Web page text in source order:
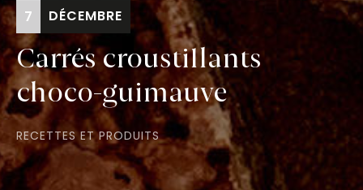
7 DÉCEMBRE
Carrés croustillants
choco-guimauve
RECETTES ET PRODUITS